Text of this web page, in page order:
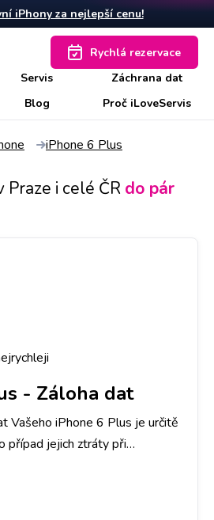
iPhony za nejlepší cenu!
Servis
Záchrana dat
Blog Proč iLoveServis
Rychlá rezervace
iPhone 6 Plus
i celé ČR do pár
- Záloha dat
Vašeho iPhone 6 Plus je určitě
případ jejich ztráty při
aktualizaci softwaru. Vaše data
záleží na objemu dat, který